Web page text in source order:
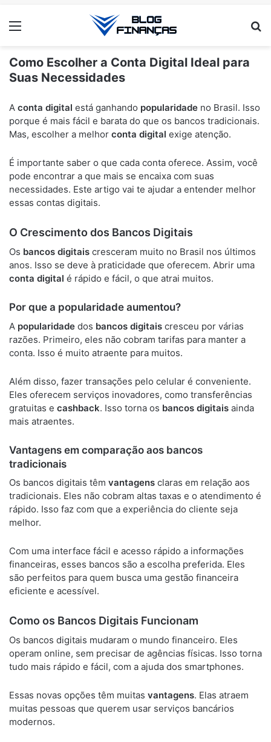
Menu
Como Escolher a Conta Digital Ideal para
Suas Necessidades
A conta digital está ganhando popularidade no Brasil. Isso
porque é mais fácil e barata do que os bancos tradicionais.
Mas, escolher a melhor conta digital exige atenção.
É importante saber o que cada conta oferece. Assim, você
pode encontrar a que mais se encaixa com suas
necessidades. Este artigo vai te ajudar a entender melhor
essas contas digitais.
O Crescimento dos Bancos Digitais
Os bancos digitais cresceram muito no Brasil nos últimos
anos. Isso se deve à praticidade que oferecem. Abrir uma
conta digital é rápido e fácil, o que atrai muitos.
Por que a popularidade aumentou?
A popularidade dos bancos digitais cresceu por várias
razões. Primeiro, eles não cobram tarifas para manter a
conta. Isso é muito atraente para muitos.
Além disso, fazer transações pelo celular é conveniente.
Eles oferecem serviços inovadores, como transferências
gratuitas e cashback. Isso torna os bancos digitais ainda
mais atraentes.
Vantagens em comparação aos bancos
tradicionais
Os bancos digitais têm vantagens claras em relação aos
tradicionais. Eles não cobram altas taxas e o atendimento é
rápido. Isso faz com que a experiência do cliente seja
melhor.
Com uma interface fácil e acesso rápido a informações
financeiras, esses bancos são a escolha preferida. Eles
são perfeitos para quem busca uma gestão financeira
eficiente e acessível.
Como os Bancos Digitais Funcionam
Os bancos digitais mudaram o mundo financeiro. Eles
operam online, sem precisar de agências físicas. Isso torna
tudo mais rápido e fácil, com a ajuda dos smartphones.
Essas novas opções têm muitas vantagens. Elas atraem
muitas pessoas que querem usar serviços bancários
modernos.